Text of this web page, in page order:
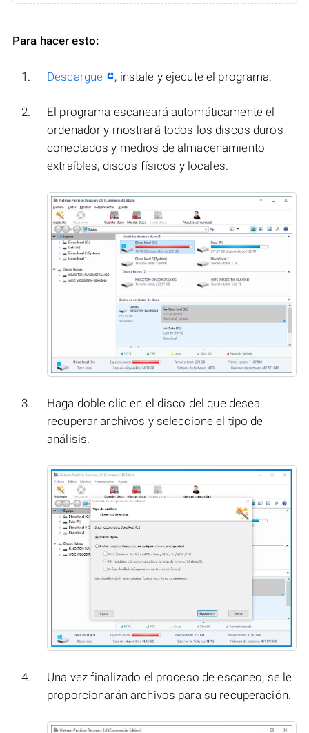
Para hacer esto:
Descargue , instale y ejecute el programa.
El programa escaneará automáticamente el
ordenador y mostrará todos los discos duros
conectados y medios de almacenamiento
extraíbles, discos físicos y locales.
Haga doble clic en el disco del que desea
recuperar archivos y seleccione el tipo de
análisis.
Una vez finalizado el proceso de escaneo, se le
proporcionarán archivos para su recuperación.